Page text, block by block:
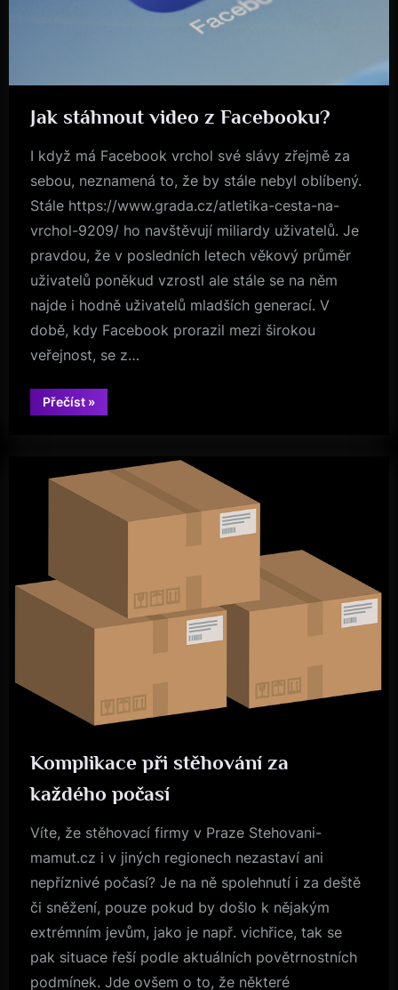
Jak stáhnout video z Facebooku?
I když má Facebook vrchol své slávy zřejmě za
sebou, neznamená to, že by stále nebyl oblíbený.
Stále https://www.grada.cz/atletika-cesta-na-
vrchol-9209/ ho navštěvují miliardy uživatelů. Je
pravdou, že v posledních letech věkový průměr
uživatelů poněkud vzrostl ale stále se na něm
najde i hodně uživatelů mladších generací. V
době, kdy Facebook prorazil mezi širokou
veřejnost, se z…
Přečíst“Jak
stáhnout
»
Komplikace při stěhování za
každého počasí
Víte, že stěhovací firmy v Praze Stehovani-
mamut.cz i v jiných regionech nezastaví ani
nepříznivé počasí? Je na ně spolehnutí i za deště
či sněžení, pouze pokud by došlo k nějakým
extrémním jevům, jako je např. vichřice, tak se
pak situace řeší podle aktuálních povětrnostních
podmínek. Jde ovšem o to, že některé
Byznys